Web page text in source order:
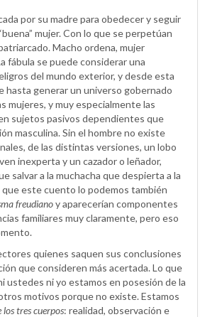
por su madre para obedecer y seguir
mujer. Con lo que se perpetúan
Macho ordena, mujer
fábula se puede considerar una
del mundo exterior, y desde esta
hasta generar un universo gobernado
mujeres, y muy especialmente las
sujetos pasivos dependientes que
masculina. Sin el hombre no existe
de las distintas versiones, un lobo
inexperta y un cazador o leñador,
salvar a la muchacha que despierta a la
este cuento lo podemos también
freudianoy aparecerían componentes
familiares muy claramente, pero eso
quienes saquen sus conclusiones
que consideren más acertada. Lo que
ustedes ni yo estamos en posesión de la
motivos porque no existe. Estamos
los tres cuerpos: realidad, observación e